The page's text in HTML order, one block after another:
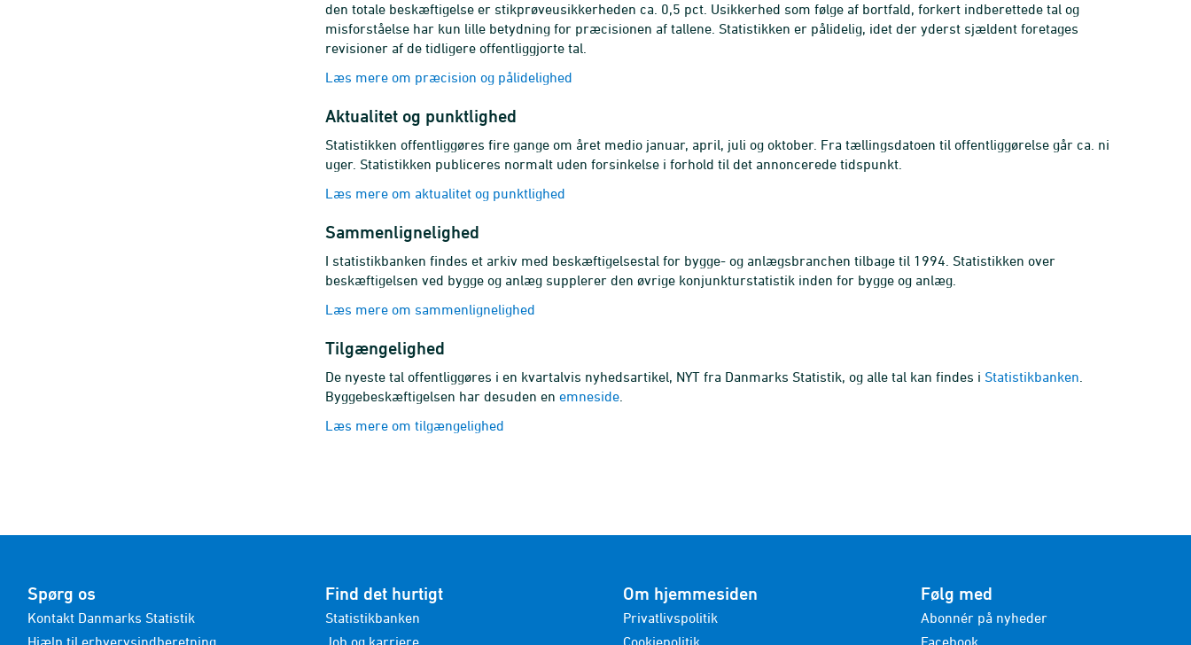
den totale beskæftigelse er stikprøveusikkerheden ca. 0,5 pct. Usikkerhed som følge af bortfald, forkert indberettede tal og
misforståelse har kun lille betydning for præcisionen af tallene. Statistikken er pålidelig, idet der yderst sjældent foretages
revisioner af de tidligere offentliggjorte tal.
Læs mere om præcision og pålidelighed
Aktualitet og punktlighed
Statistikken offentliggøres fire gange om året medio januar, april, juli og oktober. Fra tællingsdatoen til offentliggørelse går ca. ni
uger. Statistikken publiceres normalt uden forsinkelse i forhold til det annoncerede tidspunkt.
Læs mere om aktualitet og punktlighed
Sammenlignelighed
I statistikbanken findes et arkiv med beskæftigelsestal for bygge- og anlægsbranchen tilbage til 1994. Statistikken over
beskæftigelsen ved bygge og anlæg supplerer den øvrige konjunkturstatistik inden for bygge og anlæg.
Læs mere om sammenlignelighed
Tilgængelighed
De nyeste tal offentliggøres i en kvartalvis nyhedsartikel, NYT fra Danmarks Statistik, og alle tal kan findes i Statistikbanken
Byggebeskæftigelsen har desuden en emneside
Læs mere om tilgængelighed
Spørg os
Kontakt Danmarks Statistik
Hjælp til erhvervsindberetning
Find det hurtigt
Statistikbanken
Job og karriere
Om hjemmesiden
Privatlivspolitik
Cookiepolitik
Følg med
Abonnér på nyheder
Facebook